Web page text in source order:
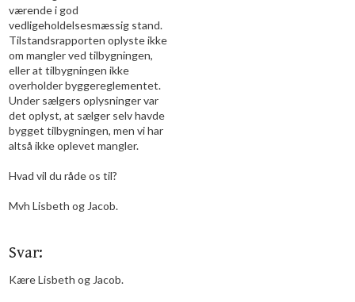
værende i god
vedligeholdelsesmæssig stand.
Tilstandsrapporten oplyste ikke
om mangler ved tilbygningen,
eller at tilbygningen ikke
overholder byggereglementet.
Under sælgers oplysninger var
det oplyst, at sælger selv havde
bygget tilbygningen, men vi har
altså ikke oplevet mangler.
Hvad vil du råde os til?
Mvh Lisbeth og Jacob.
Svar:
Kære Lisbeth og Jacob.